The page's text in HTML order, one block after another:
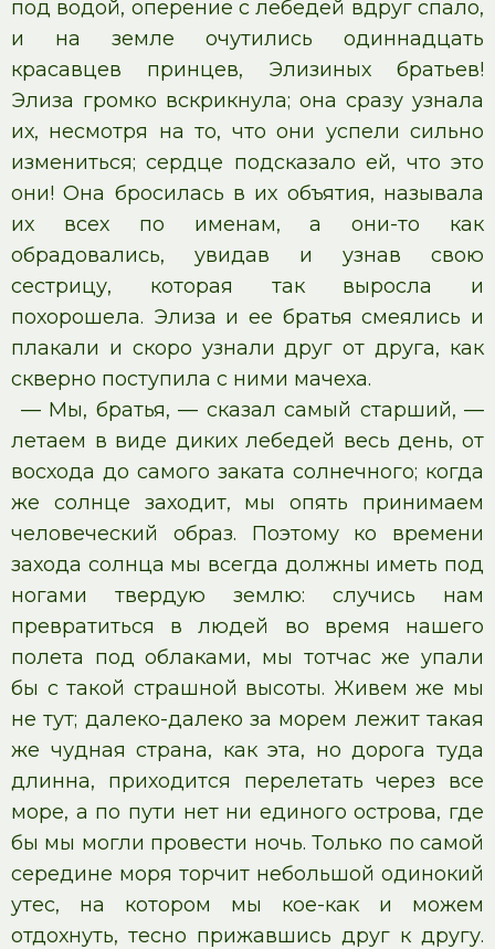
под водой, оперение с лебедей вдруг спало,
и на земле очутились одиннадцать
красавцев принцев, Элизиных братьев!
Элиза громко вскрикнула; она сразу узнала
их, несмотря на то, что они успели сильно
измениться; сердце подсказало ей, что это
они! Она бросилась в их объятия, называла
их всех по именам, а они-то как
обрадовались, увидав и узнав свою
сестрицу, которая так выросла и
похорошела. Элиза и ее братья смеялись и
плакали и скоро узнали друг от друга, как
скверно поступила с ними мачеха.
— Мы, братья, — сказал самый старший, —
летаем в виде диких лебедей весь день, от
восхода до самого заката солнечного; когда
же солнце заходит, мы опять принимаем
человеческий образ. Поэтому ко времени
захода солнца мы всегда должны иметь под
ногами твердую землю: случись нам
превратиться в людей во время нашего
полета под облаками, мы тотчас же упали
бы с такой страшной высоты. Живем же мы
не тут; далеко-далеко за морем лежит такая
же чудная страна, как эта, но дорога туда
длинна, приходится перелетать через все
море, а по пути нет ни единого острова, где
бы мы могли провести ночь. Только по самой
середине моря торчит небольшой одинокий
утес, на котором мы кое-как и можем
отдохнуть, тесно прижавшись друг к другу.